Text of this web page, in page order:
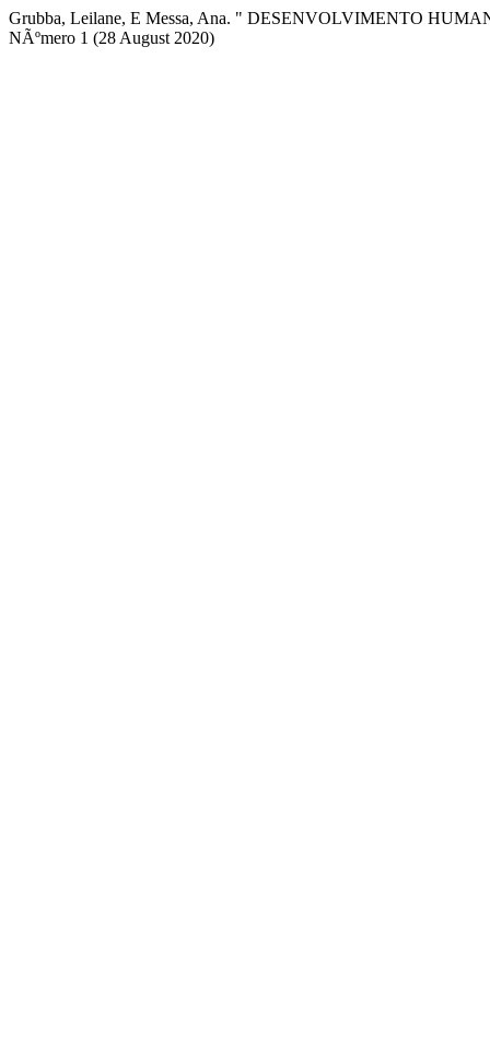
Grubba, Leilane, E Messa, Ana. " DESENVOLVIMENTO
NÃºmero 1 (28 August 2020)